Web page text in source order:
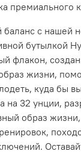
премиального
баланс с нашей
бутылкой
флакон,
жизни,
куда бы
на 32 унции,
образ